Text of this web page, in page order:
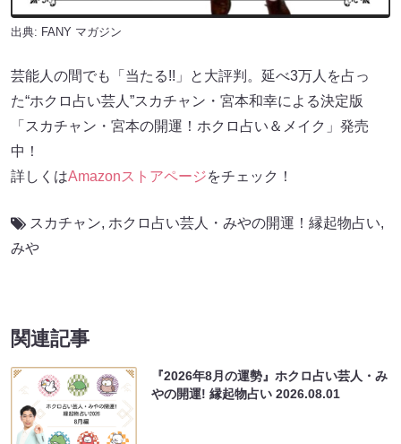
出典: FANY マガジン
芸能人の間でも「当たる!!」と大評判。延べ3万人を占っ
た“ホクロ占い芸人”スカチャン・宮本和幸による決定版
「スカチャン・宮本の開運！ホクロ占い＆メイク」発売
中！
詳しくはAmazonストアページをチェック！
スカチャン, ホクロ占い芸人・みやの開運！縁起物占い,
みや
関連記事
『2026年8月の運勢』ホクロ占い芸人・み
やの開運! 縁起物占い2026.08.01